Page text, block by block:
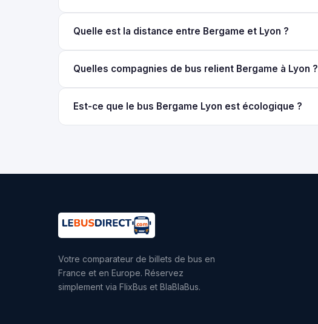
Quelle est la distance entre Bergame et Lyon ?
Quelles compagnies de bus relient Bergame à Lyon ?
Est-ce que le bus Bergame Lyon est écologique ?
Votre comparateur de billets de bus en
France et en Europe. Réservez
simplement via FlixBus et BlaBlaBus.